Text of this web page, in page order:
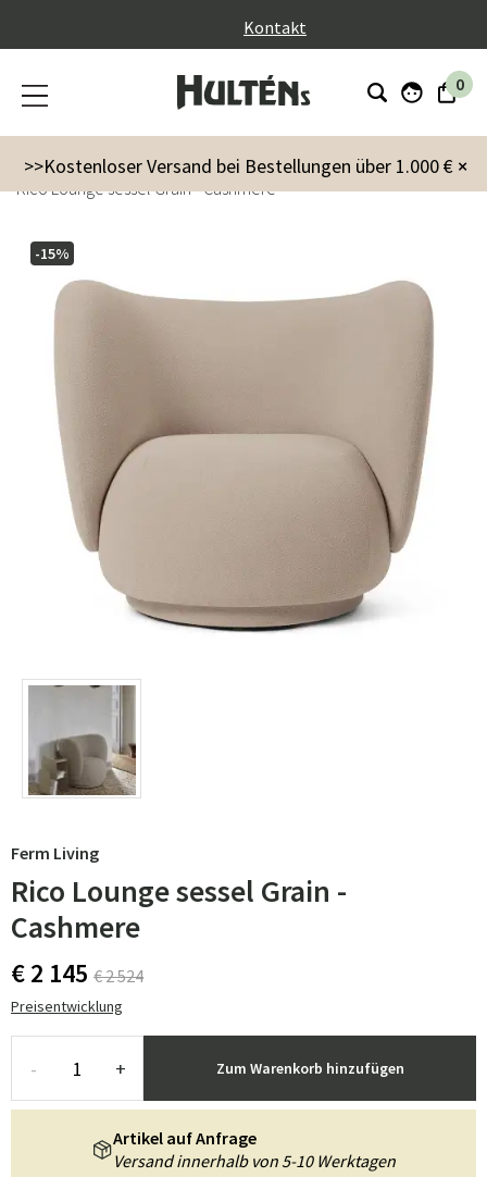
Kontakt
0
×
>>Kostenloser Versand bei Bestellungen über 1.000 €
Möbel Sessel & Hocker
Sessel
Rico Lounge sessel Grain - Cashmere
-15%
Ferm Living
Rico Lounge sessel Grain -
Cashmere
€ 2 145 € 2 524
Preisentwicklung
- + Zum Warenkorb hinzufügen
Artikel auf Anfrage
Versand innerhalb von 5-10 Werktagen